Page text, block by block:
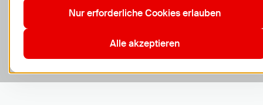
Eure Kinder lieben Pferde und möchten reiten oder
voltigieren lernen? Findet Reithöfe, die Reit- und
Voltigierunterricht, heilpädagogisches Reiten oder
Hobby Horsing für Kinder anbieten!
Nur erforderliche Cookies erlauben
Alle akzeptieren